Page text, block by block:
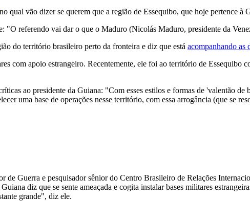
no qual vão dizer se querem que a região de Essequibo, que hoje pertence à
"O referendo vai dar o que o Maduro (Nicolás Maduro, presidente da
do território brasileiro perto da fronteira e diz que está acompanhando as
com apoio estrangeiro. Recentemente, ele foi ao território de Essequibo
ao presidente da Guiana: "Com esses estilos e formas de 'valentão de
uma base de operações nesse território, com essa arrogância (que se
Guerra e pesquisador sênior do Centro Brasileiro de Relações
diz que se sente ameaçada e cogita instalar bases militares
grande", diz ele.